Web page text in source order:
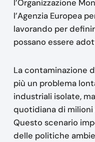
l’Organizzazione
l’Agenzia Europea
lavorando per
possano essere
La contaminazione
più un problema
industriali isolate,
quotidiana di
Questo scenario
delle politiche